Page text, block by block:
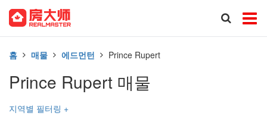
홈 매물 에드먼턴 Prince Rupert
Prince Rupert 매물
지역별 필터링 +